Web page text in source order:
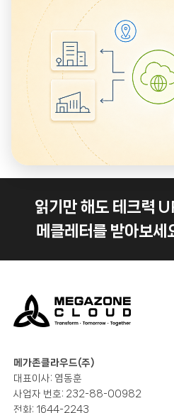
y)가 붙어있으며 이 둘 사이에
터널링을 만들어 줘 인터넷을
하게 해주는 원리입니다.
읽기만 해도 테크력
메클레터를 받아보세
메가존클라우드(주)
대표이사: 염동훈
사업자 번호: 232-88-00982
전화: 1644-2243